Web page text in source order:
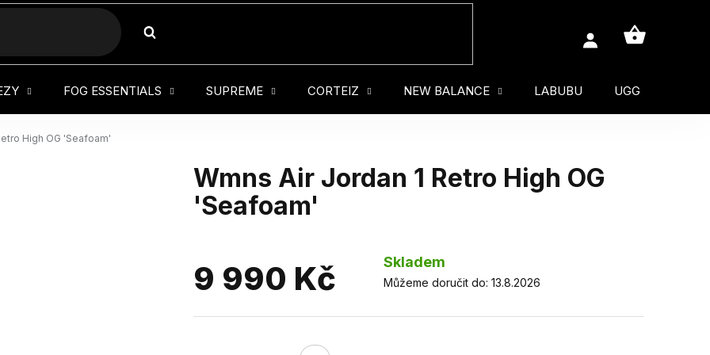
HLEDAT
FOG ESSENTIALS SUPREME CORTEIZ NEW BALANCE LABUBU UGG
High OG 'Seafoam'
Wmns Air Jordan 1 Retro High OG
'Seafoam'
9 990 Kč Skladem
Můžeme doručit do: 13.8.2026